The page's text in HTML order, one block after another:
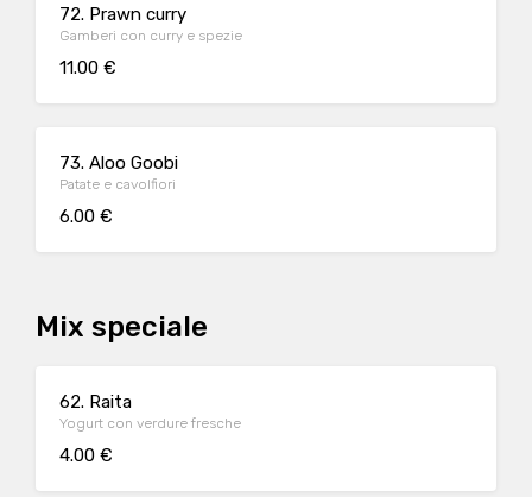
72. Prawn curry
Gamberi con curry e spezie
11.00 €
73. Aloo Goobi
Patate e cavolfiori
6.00 €
Mix speciale
62. Raita
Yogurt con verdure fresche
4.00 €